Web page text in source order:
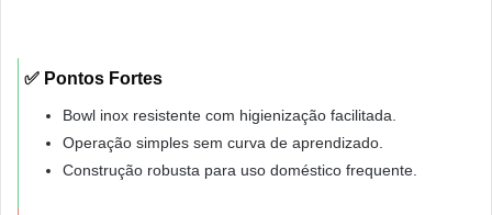
✅ Pontos Fortes
Bowl inox resistente com higienização facilitada.
Operação simples sem curva de aprendizado.
Construção robusta para uso doméstico frequente.